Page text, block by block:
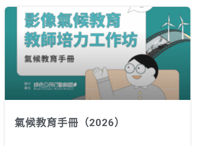
氣候教育手冊（2026）